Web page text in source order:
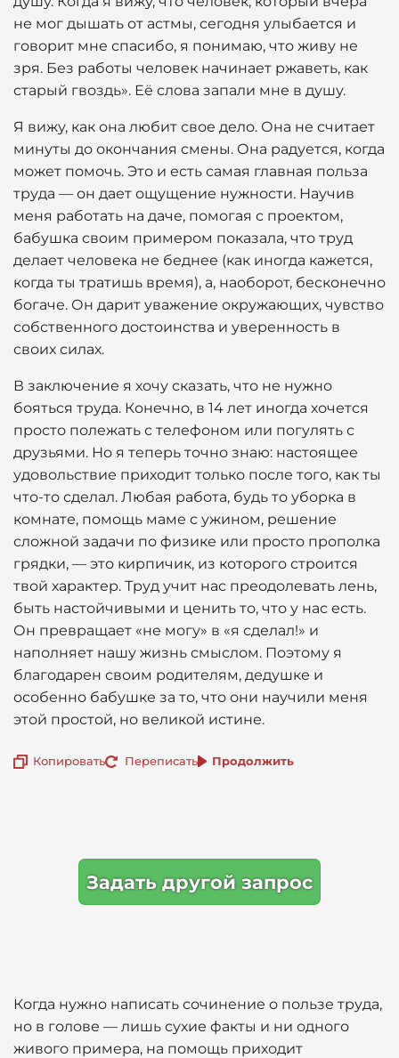
не мог дышать от астмы, сегодня улыбается и
говорит мне спасибо, я понимаю, что живу не
зря. Без работы человек начинает ржаветь, как
старый гвоздь». Её слова запали мне в душу.
Я вижу, как она любит свое дело. Она не считает
минуты до окончания смены. Она радуется, когда
может помочь. Это и есть самая главная польза
труда — он дает ощущение нужности. Научив
меня работать на даче, помогая с проектом,
бабушка своим примером показала, что труд
делает человека не беднее (как иногда кажется,
когда ты тратишь время), а, наоборот, бесконечно
богаче. Он дарит уважение окружающих, чувство
собственного достоинства и уверенность в
своих силах.
В заключение я хочу сказать, что не нужно
бояться труда. Конечно, в 14 лет иногда хочется
просто полежать с телефоном или погулять с
друзьями. Но я теперь точно знаю: настоящее
удовольствие приходит только после того, как ты
что-то сделал. Любая работа, будь то уборка в
комнате, помощь маме с ужином, решение
сложной задачи по физике или просто прополка
грядки, — это кирпичик, из которого строится
твой характер. Труд учит нас преодолевать лень,
быть настойчивыми и ценить то, что у нас есть.
Он превращает «не могу» в «я сделал!» и
наполняет нашу жизнь смыслом. Поэтому я
благодарен своим родителям, дедушке и
особенно бабушке за то, что они научили меня
этой простой, но великой истине.
Копировать Переписать Продолжить
Задать другой запрос
Когда нужно написать сочинение о пользе труда,
но в голове — лишь сухие факты и ни одного
живого примера, на помощь приходит